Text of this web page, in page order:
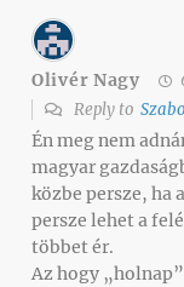
Olivér Nagy
Reply to
Én meg nem
magyar
közbe persze, ha
persze lehet a
többet ér.
Az hogy